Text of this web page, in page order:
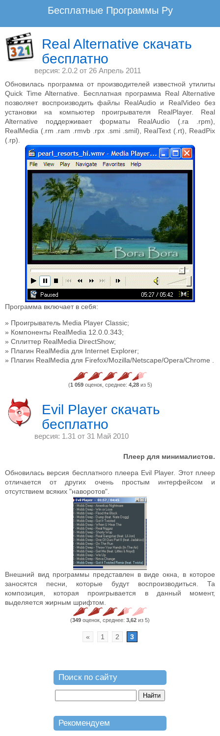
Бесплатные Программы Ру
Скачать лучшие бесплатные плееры для компьютера на русском языке.
Проигрыватели аудио и видео форматов, плееры музыки и кино скачать
бесплатно.
Бесплатные Программы Ру Мультимедиа
Real Alternative скачать
бесплатно
версия: 2.0.2 от 26 Апрель 2011
Обновилась программа от производителей известной утилиты
Quick Time Alternative. Бесплатная программа Real Alternative
позволяет воспроизводить файлы RealAudio и RealVideo без
установки на компьютер проигрывателя RealPlayer. Real
Alternative поддерживает форматы RealAudio (.ra .rpm),
RealMedia (.rm .ram .rmvb .rpx .smi .smil), RealText (.rt), ReadPix
(.rp).
Программа включает в себя:
Проигрыватель Media Player Classic;
Компоненты RealMedia 12.0.0.343;
Сплиттер RealMedia DirectShow;
Плагин RealMedia для Internet Explorer;
Плагин RealMedia для Firefox/Mozilla/Netscape/Opera/Chrome .
(1 059оценок, среднее: 4,28из 5)
Evil Player скачать
бесплатно
версия: 1.31 от 31 Май 2010
Плеер для минималистов.
Обновилась версия бесплатного плеера Evil Player. Этот плеер
отличается от других очень простым интерфейсом и
отсутствием всяких "наворотов".
Внешний вид программы представлен в виде окна, в которое
заносятся песни, которые будут воспроизводиться. Та
композиция, которая проигрывается в данный момент,
выделяется жирным шрифтом.
(349 оценок, среднее: 3,62 из 5)
« 1 2 3
Поиск по сайту
Рекомендуем